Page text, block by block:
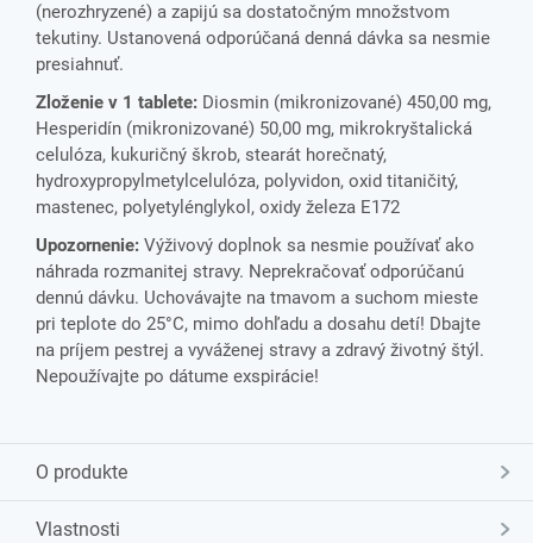
(nerozhryzené) a zapijú sa dostatočným množstvom
tekutiny. Ustanovená odporúčaná denná dávka sa nesmie
presiahnuť.
Zloženie v 1 tablete: Diosmin (mikronizované) 450,00 mg,
Hesperidín (mikronizované) 50,00 mg, mikrokryštalická
celulóza, kukuričný škrob, stearát horečnatý,
hydroxypropylmetylcelulóza, polyvidon, oxid titaničitý,
mastenec, polyetylénglykol, oxidy železa E172
Upozornenie: Výživový doplnok sa nesmie používať ako
náhrada rozmanitej stravy. Neprekračovať odporúčanú
dennú dávku. Uchovávajte na tmavom a suchom mieste
pri teplote do 25°C, mimo dohľadu a dosahu detí! Dbajte
na príjem pestrej a vyváženej stravy a zdravý životný štýl.
Nepoužívajte po dátume exspirácie!
O produkte
Vlastnosti